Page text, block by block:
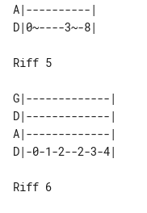
A|----------|
D|0~----3~-8|
Riff 5
G|-------------|
D|-------------|
A|-------------|
D|-0-1-2--2-3-4|
Riff 6